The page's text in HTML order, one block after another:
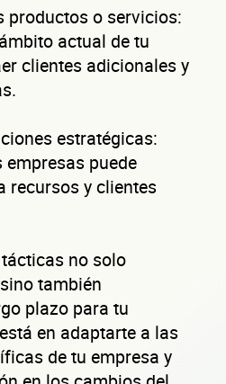
productos o servicios:
actual de tu
clientes adicionales y
estratégicas:
puede
recursos y clientes
no solo
también
plazo para tu
en adaptarte a las
de tu empresa y